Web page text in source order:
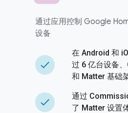
通过应用控制 Google
设备
done
在 Android 和
过 6 亿台设备
和 Matter 基础
done
通过
了 Matter 设置